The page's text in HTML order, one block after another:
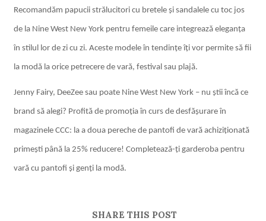
Recomandăm papucii strălucitori cu bretele și sandalele cu toc jos
de la Nine West New York pentru femeile care integrează eleganța
în stilul lor de zi cu zi. Aceste modele în tendințe îți vor permite să fii
la modă la orice petrecere de vară, festival sau plajă.
Jenny Fairy, DeeZee sau poate Nine West New York – nu știi încă ce
brand să alegi? Profită de promoția în curs de desfășurare în
magazinele CCC: la a doua pereche de pantofi de vară achiziționată
primești până la 25% reducere! Completează-ți garderoba pentru
vară cu pantofi și genți la modă.
SHARE THIS POST